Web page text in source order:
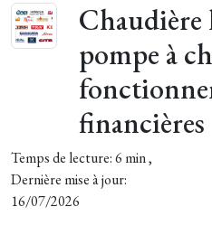
Chaudière
pompe à
financières
Temps de lecture: 6 min ,
Dernière mise à jour:
16/07/2026